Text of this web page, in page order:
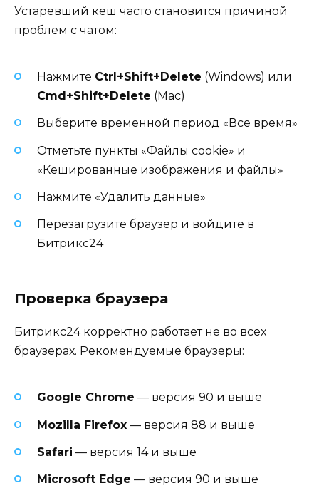
Устаревший кеш часто становится причиной
проблем с чатом:
Нажмите Ctrl+Shift+Delete (Windows) или
Cmd+Shift+Delete (Mac)
Выберите временной период «Все время»
Отметьте пункты «Файлы cookie» и
«Кешированные изображения и файлы»
Нажмите «Удалить данные»
Перезагрузите браузер и войдите в
Битрикс24
Проверка браузера
Битрикс24 корректно работает не во всех
браузерах. Рекомендуемые браузеры:
Google Chrome — версия 90 и выше
Mozilla Firefox — версия 88 и выше
Safari — версия 14 и выше
Microsoft Edge — версия 90 и выше